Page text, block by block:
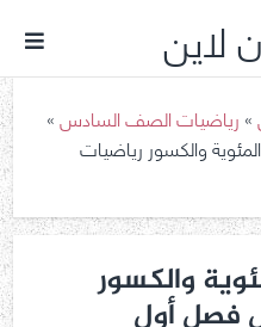
لاين
»رياضيات الصف السادس»
والكسور رياضيات
والكسور
فصل أول